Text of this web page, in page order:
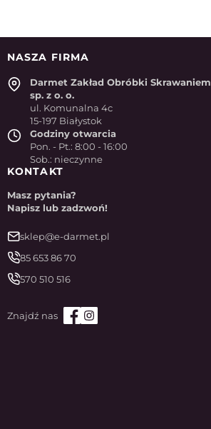
NASZA FIRMA
Darmet Zakład Obróbki Skrawaniem
sp. z o. o.
ul. Komunalna 4c
15-197 Białystok
Godziny otwarcia
Pon. - Pt.: 8:00 - 16:00
Sob.: nieczynne
KONTAKT
Masz pytania?
Napisz lub zadzwoń!
sklep@e-darmet.pl
85 653 86 70
570 510 516